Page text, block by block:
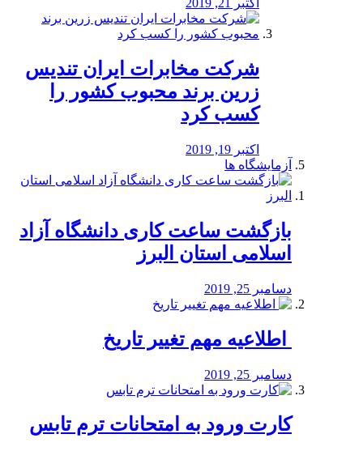
اکتبر 21, 2019
شرکت مخابرات ایران تندیس
زرین برند محبوب کشور را
کسب کرد
اکتبر 19, 2019
آزمایشگاه ها
بازگشت ساعت کاری دانشگاه آزاد
اسلامی استان البرز
دسامبر 25, 2019
️ اطلاعیه مهم تغییر تاریخ
دسامبر 25, 2019
کارت ورود به امتحانات ترم تابس